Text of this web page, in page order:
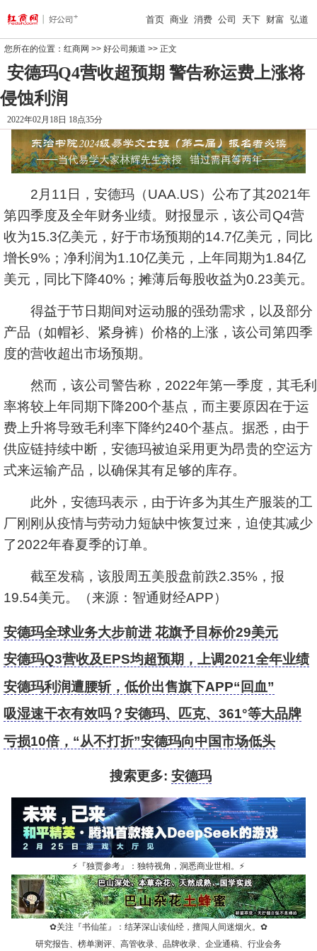
首页 商业 消费 公司 天下 财富 弘道
您所在的位置： 红商网 >> 好公司频道 >> 正文
安德玛Q4营收超预期 警告称运费上涨将
侵蚀利润
2022年02月18日 18点35分
2月11日， 安德玛 （UAA.US）公布了其2021年
第四季度及全年财务业绩。财报显示，该公司Q4营
收为15.3亿美元，好于市场预期的14.7亿美元，同比
增长9%；净利润为1.10亿美元，上年同期为1.84亿
美元，同比下降40%；摊薄后每股收益为0.23美元。
得益于节日期间对运动服的强劲需求，以及部分
产品（如帽衫、紧身裤）价格的上涨，该公司第四季
度的营收超出市场预期。
然而，该公司警告称，2022年第一季度，其毛利
率将较上年同期下降200个基点，而主要原因在于运
费上升将导致毛利率下降约240个基点。据悉，由于
供应链持续中断，安德玛被迫采用更为昂贵的空运方
式来运输产品，以确保其有足够的库存。
此外，安德玛表示，由于许多为其生产服装的工
厂刚刚从疫情与劳动力短缺中恢复过来，迫使其减少
了2022年春夏季的订单。
截至发稿，该股周五美股盘前跌2.35%，报
19.54美元。（来源：智通财经APP）
安德玛全球业务大步前进 花旗予目标价29美元
安德玛Q3营收及EPS均超预期，上调2021全年业绩
指引
安德玛利润遭腰斩，低价出售旗下APP“回血”
吸湿速干衣有效吗？安德玛、匹克、361°等大品牌
均存问题
亏损10倍，“从不打折”安德玛向中国市场低头
搜索更多: 安德玛
⚡ 『独贾参考』：独特视角，洞悉商业世相。 ⚡
✿关注『书仙笙』：结茅深山读仙经，擅闯人间迷烟火。 ✿
研究报告、榜单测评、高管收录、品牌收录、企业通稿、行业会务